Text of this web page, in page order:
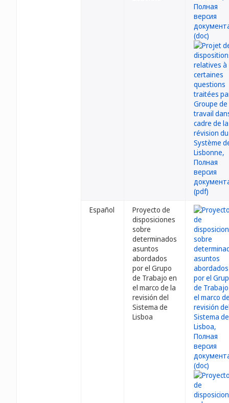
Español
Proyecto de
disposiciones
sobre
determinados
asuntos
abordados
por el Grupo
de Trabajo en
el marco de la
revisión del
Sistema de
Lisboa